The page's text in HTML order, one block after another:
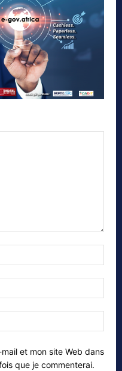
:*
web:
et mon site Web dans
que je commenterai.